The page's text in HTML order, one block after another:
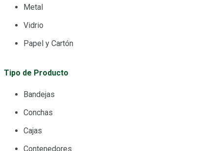
Metal
Vidrio
Papel y Cartón
Tipo de Producto
Bandejas
Conchas
Cajas
Contenedores